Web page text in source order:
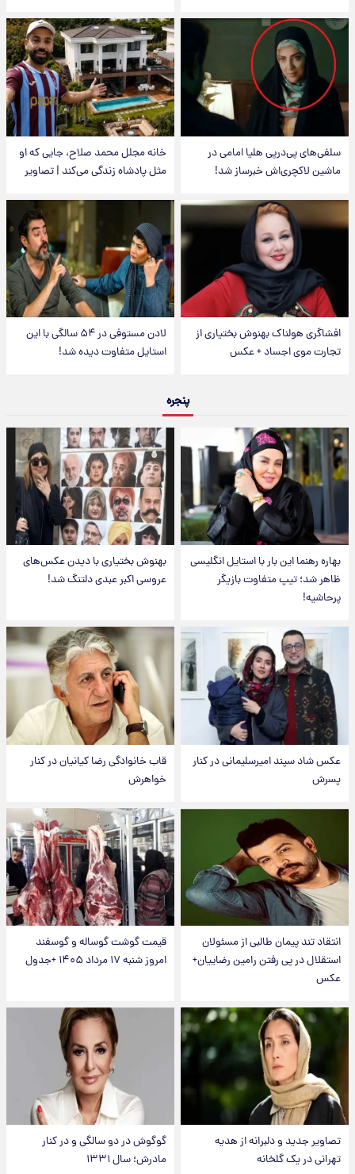
سلفی‌های پی‌درپی هلیا امامی در
ماشین لاکچری‌اش خبرساز شد!
خانه مجلل محمد صلاح، جایی که او
مثل پادشاه زندگی می‌کند | تصاویر
افشاگری هولناک بهنوش بختیاری از
تجارت موی اجساد + عکس
لادن مستوفی در ۵۴ سالگی با این
استایل متفاوت دیده شد!
پنجره
بهاره رهنما این بار با استایل انگلیسی
ظاهر شد؛ تیپ متفاوت بازیگر
پرحاشیه!
بهنوش بختیاری با دیدن عکس‌های
عروسی اکبر عبدی دلتنگ شد!
عکس شاد سپند امیرسلیمانی در کنار
پسرش
قاب خانوادگی رضا کیانیان در کنار
خواهرش
انتقاد تند پیمان طالبی از مسئولان
استقلال در پی رفتن رامین رضاییان+
عکس
قیمت گوشت گوساله و گوسفند
امروز شنبه ۱۷ مرداد ۱۴۰۵ +جدول
تصاویر جدید و دلبرانه از هدیه
تهرانی در یک گلخانه
گوگوش در دو سالگی و در کنار
مادرش؛ سال ۱۳۳۱